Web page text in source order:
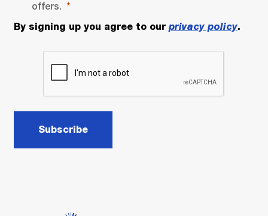
offers.
By signing up you agree to our privacy policy.
Subscribe